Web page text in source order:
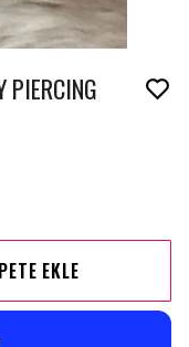
PIERCING
EKLE